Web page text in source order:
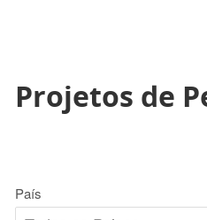
Projetos de
País